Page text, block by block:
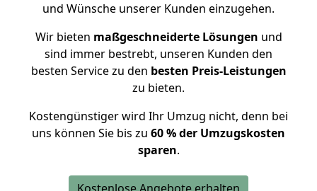
und Wünsche unserer Kunden einzugehen.
Wir bieten maßgeschneiderte Lösungen und
sind immer bestrebt, unseren Kunden den
besten Service zu den besten Preis-Leistungen
zu bieten.
Kostengünstiger wird Ihr Umzug nicht, denn bei
uns können Sie bis zu 60 % der Umzugskosten
sparen.